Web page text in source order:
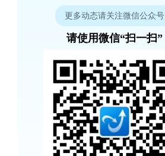
更多动态请关注微信公众号
请使用微信“扫一扫”